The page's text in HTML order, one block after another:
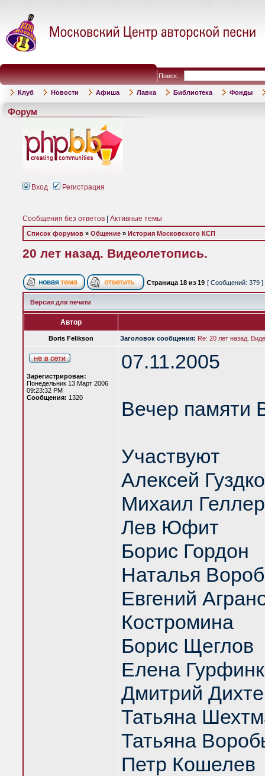
Поиск:
Клуб Новости Афиша Лавка Библиотека Фонды
Форум
Вход Регистрация
Сообщения без ответов Активные темы
Список форумов » Общение » История Московского КСП
20 лет назад. Видеолетопись.
Страница 18 из 19 [ Сообщений: 379 ]
Версия для печати
Автор
Boris Felikson Заголовок сообщения: Re: 20 лет назад.
Зарегистрирован:
Понедельник 13 Март 2006
09:23:32 PM
Сообщения: 1320
07.11.2005
Вечер памяти
Участвуют
Алексей
Михаил Геллер
Лев Юфит
Борис Гордон
Наталья
Евгений
Костромина
Борис Щеглов
Елена
Дмитрий
Татьяна
Татьяна
Петр Кошелев